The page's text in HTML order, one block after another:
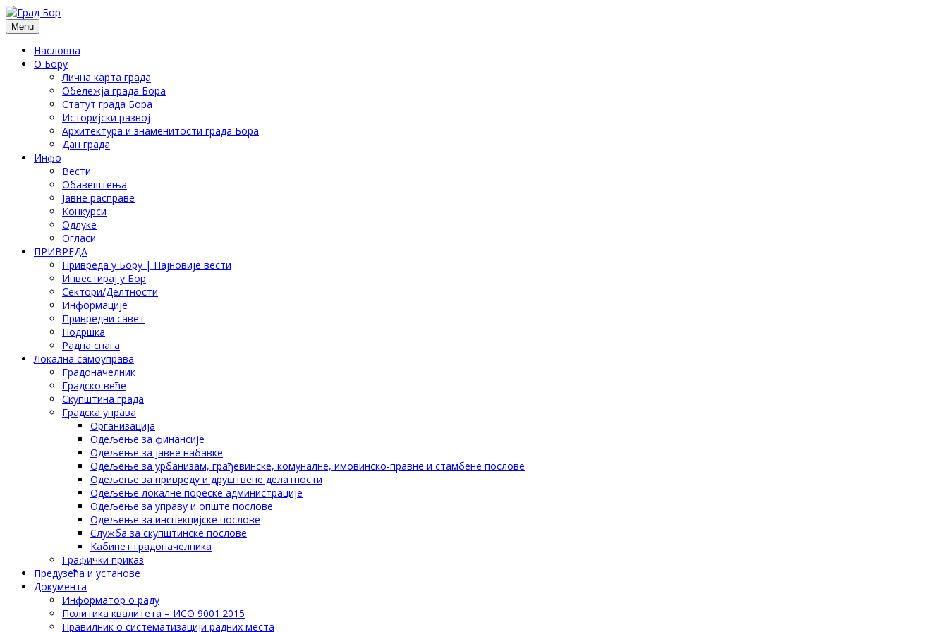
Menu
Насловна
О Бору
Лична карта града
Обележја града Бора
Статут града Бора
Историјски развој
Архитектура и знаменитости града Бора
Дан града
Инфо
Вести
Обавештења
Јавне расправе
Конкурси
Одлуке
Огласи
ПРИВРЕДА
Привреда у Бору | Најновије вести
Инвестирај у Бор
Сектори/Делтности
Информације
Привредни савет
Подршка
Радна снага
Локална самоуправа
Градоначелник
Градско веће
Скупштина града
Градска управа
Организација
Одељење за финансије
Одељење за јавне набавке
Одељење за урбанизам, грађевинске, комуналне, имовинско-правне и стамбене послове
Одељење за привреду и друштвене делатности
Одељење локалне пореске администрације
Одељење за управу и опште послове
Одељење за инспекцијске послове
Служба за скупштинске послове
Кабинет градоначелника
Графички приказ
Предузећа и установе
Документа
Информатор о раду
Политика квалитета – ИСО 9001:2015
Правилник о систематизацији радних места